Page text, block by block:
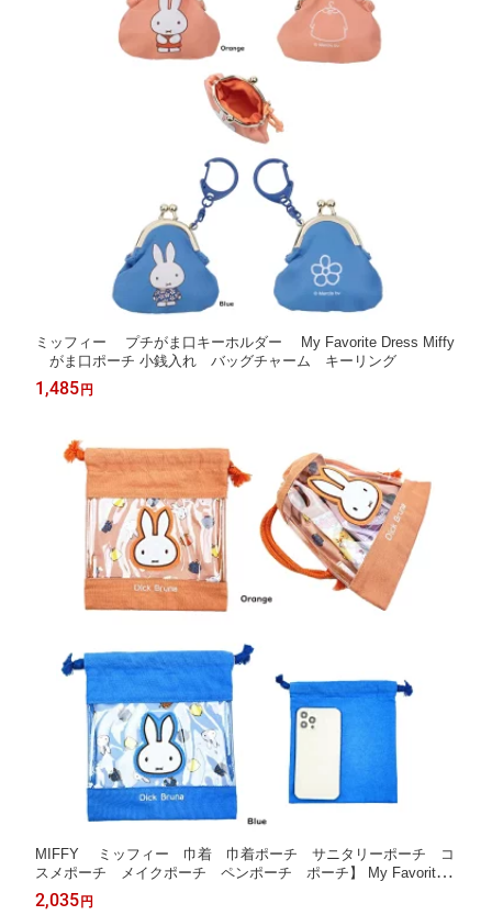
ミッフィー プチがま口キーホルダー My Favorite Dress Miffy
がま口ポーチ 小銭入れ バッグチャーム キーリング
1,485 円
MIFFY ミッフィー 巾着 巾着ポーチ サニタリーポーチ コ
スメポーチ メイクポーチ ペンポーチ ポーチ】 My Favorite
Dress Miffy
2,035 円